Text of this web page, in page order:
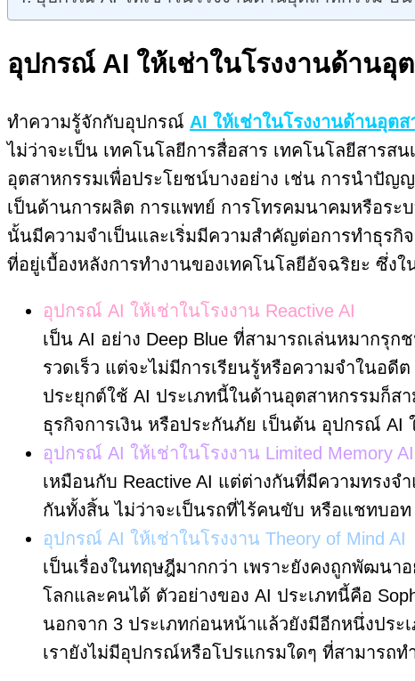
อุปกรณ์ AI ให้เช่าในโรงงานด้านอุ
ทำความรู้จักกับอุปกรณ์ AI ให้เช่าในโรงงานด้านอุตส
ไม่ว่าจะเป็น เทคโนโลยีการสื่อสาร เทคโนโลยีสาร
อุตสาหกรรมเพื่อประโยชน์บางอย่าง เช่น การนำปัญ
เป็นด้านการผลิต การแพทย์ การโทรคมนาคมหรือระ
นั้นมีความจำเป็นและเริ่มมีความสำคัญต่อการทำธุร
ที่อยู่เบื้องหลังการทำงานของเทคโนโลยีอัจฉริยะ ซึ่ง
อุปกรณ์ AI ให้เช่าในโรงงาน Reactive AI
เป็น AI อย่าง Deep Blue ที่สามารถเล่นหมากรุ
รวดเร็ว แต่จะไม่มีการเรียนรู้หรือความจำในอดี
ประยุกต์ใช้ AI ประเภทนี้ในด้านอุตสาหกรรมก็ส
ธุรกิจการเงิน หรือประกันภัย เป็นต้น อุปกรณ์ AI
อุปกรณ์ AI ให้เช่าในโรงงาน Limited Memory AI
เหมือนกับ Reactive AI แต่ต่างกันที่มีความทรง
กันทั้งสิ้น ไม่ว่าจะเป็นรถที่ไร้คนขับ หรือแชทบอ
อุปกรณ์ AI ให้เช่าในโรงงาน Theory of Mind AI
เป็นเรื่องในทฤษฎีมากกว่า เพราะยังคงถูกพัฒน
โลกและคนได้ ตัวอย่างของ AI ประเภทนี้คือ
นอกจาก 3 ประเภทก่อนหน้าแล้วยังมีอีกหนึ่งประ
เรายังไม่มีอุปกรณ์หรือโปรแกรมใดๆ ที่สามารถ